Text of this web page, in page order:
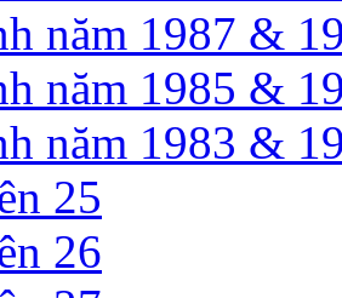
năm 1987 &
năm 1985 &
năm 1983 &
25
26